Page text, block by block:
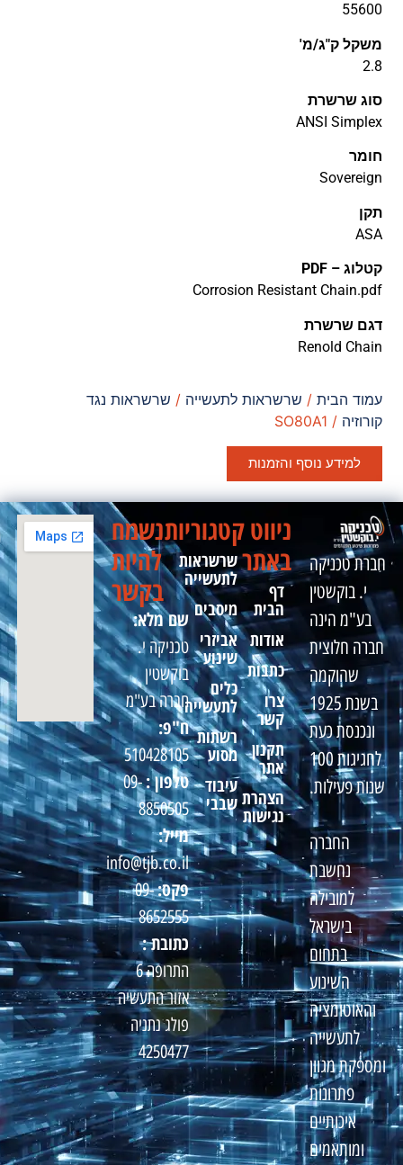
55600
משקל ק"ג/מ'
2.8
סוג שרשרת
ANSI Simplex
חומר
Sovereign
תקן
ASA
קטלוג – PDF
Corrosion Resistant Chain.pdf
דגם שרשרת
Renold Chain
עמוד הבית / שרשראות לתעשייה / שרשראות נגד
קורוזיה / SO80A1
למידע נוסף והזמנות
חברת טכניקה
י. בוקשטין
בע"מ הינה
חברה חלוצית
שהוקמה
בשנת 1925
ונכנסת כעת
לחגיגות 100
שנות פעילות.
החברה
נחשבת
למובילה
בישראל
בתחום
השינוע
והאוטומציה
לתעשייה
ומספקת מגוון
פתרונות
איכותיים
ומותאמים
ניווט
באתר
דף
הבית
אודות
כתבות
צרו
קשר
תקנון
אתר
הצהרת
נגישות
קטגוריות
שרשראות
לתעשייה
מיסבים
אביזרי
שינוע
כלים
לתעשייה
רשתות
מסוע
עיבוד
שבבי
נשמח
להיות
בקשר
שם מלא:
טכניקה י.
בוקשטין
חברה בע"מ
ח"פ:
510428105
טלפון :09-
8850505
מייל:
info@tjb.co.il
פקס:09-
8652555
כתובת :
התרופה 6
אזור התעשיה
פולג נתניה
4250477